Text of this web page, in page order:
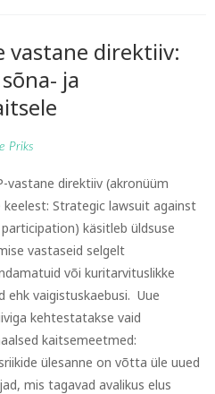
vastane direktiiv:
ja
Priks
vastane direktiiv (akronüüm
keelest: Strategic lawsuit against
käsitleb üldsuse
vastaseid selgelt
või kuritarvituslikke
ehk vaigistuskaebusi. Uue
kehtestatakse vaid
kaitsemeetmed:
ülesanne on võtta üle uued
mis tagavad avalikus elus